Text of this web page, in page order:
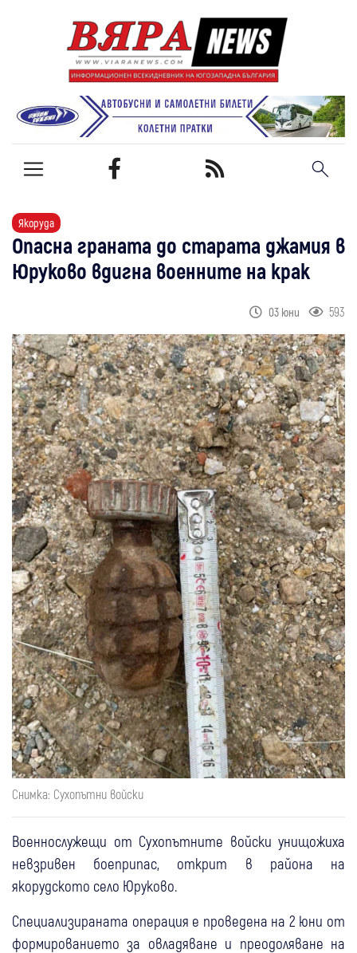
Якоруда
Опасна граната до старата джамия в
Юруково вдигна военните на крак
03 юни 593
Снимка: Сухопътни войски
Военнослужещи от Сухопътните войски унищожиха
невзривен боеприпас, открит в района на
якорудското село Юруково.
Специализираната операция е проведена на 2 юни от
формированието за овладяване и преодоляване на